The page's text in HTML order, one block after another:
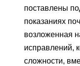
поставлены
показаниях
возложенная
исправлений,
сложности,